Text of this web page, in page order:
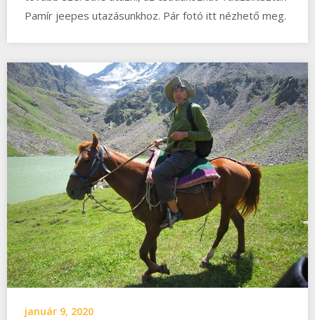
Pamír jeepes utazásunkhoz. Pár fotó itt nézhető meg.
január 9, 2020